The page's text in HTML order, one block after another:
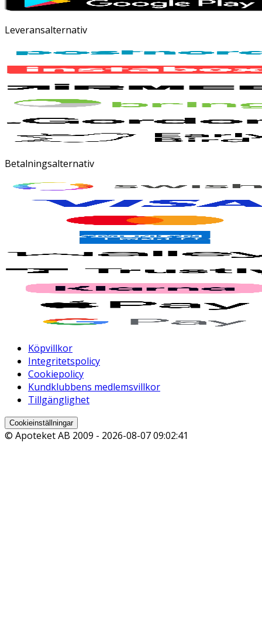
Leveransalternativ
Betalningsalternativ
Köpvillkor
Integritetspolicy
Cookiepolicy
Kundklubbens medlemsvillkor
Tillgänglighet
Cookieinställningar
© Apoteket AB 2009 - 2026-08-07 09:02:41